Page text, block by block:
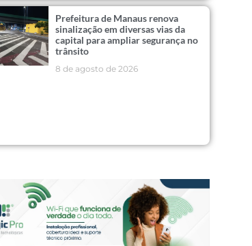
Prefeitura de Manaus renova
sinalização em diversas vias da
capital para ampliar segurança no
trânsito
8 de agosto de 2026